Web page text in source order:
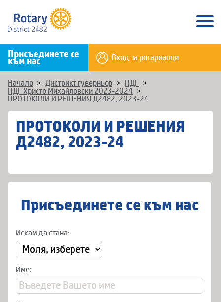
Присъединете се
към нас Вход за ротарианци
Начало > Дистрикт гуверньор > ПДГ
>
ПДГ Христо Михайловски 2023-2024
>
ПРОТОКОЛИ И РЕШЕНИЯ Д2482, 2023-24
ПРОТОКОЛИ И РЕШЕНИЯ
Д2482, 2023-24
Присъединете се към нас
Искам да стана:
Име: